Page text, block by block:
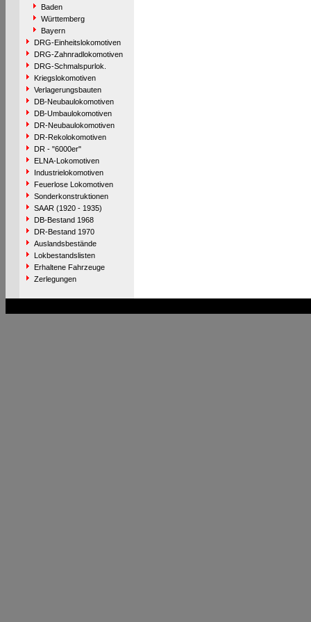
Baden
Württemberg
Bayern
DRG-Einheitslokomotiven
DRG-Zahnradlokomotiven
DRG-Schmalspurlok.
Kriegslokomotiven
Verlagerungsbauten
DB-Neubaulokomotiven
DB-Umbaulokomotiven
DR-Neubaulokomotiven
DR-Rekolokomotiven
DR - "6000er"
ELNA-Lokomotiven
Industrielokomotiven
Feuerlose Lokomotiven
Sonderkonstruktionen
SAAR (1920 - 1935)
DB-Bestand 1968
DR-Bestand 1970
Auslandsbestände
Lokbestandslisten
Erhaltene Fahrzeuge
Zerlegungen